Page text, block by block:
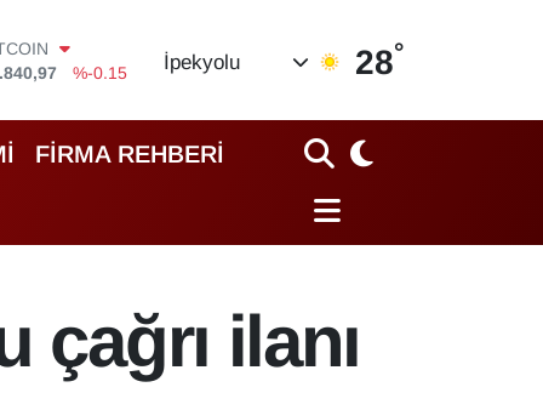
%-0.15
%0.18
%0.32
İpekyolu 28°
FİRMA REHBERİ
çağrı ilanı